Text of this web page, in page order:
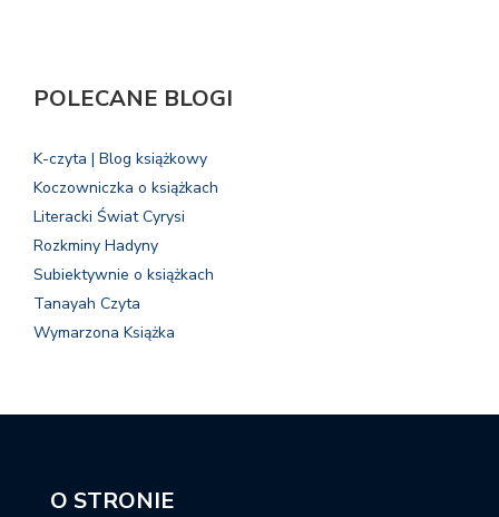
POLECANE BLOGI
K-czyta | Blog książkowy
Koczowniczka o książkach
Literacki Świat Cyrysi
Rozkminy Hadyny
Subiektywnie o książkach
Tanayah Czyta
Wymarzona Książka
O STRONIE